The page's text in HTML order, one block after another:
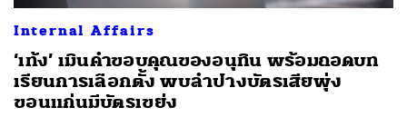
Internal Affairs
‘เท้ง’ เมินคำขอบคุณของอนุทิน พร้อมถอดบท
เรียนการเลือกตั้ง พบลำปางบัตรเสียพุ่ง
ขอนแก่นมีบัตรเขย่ง